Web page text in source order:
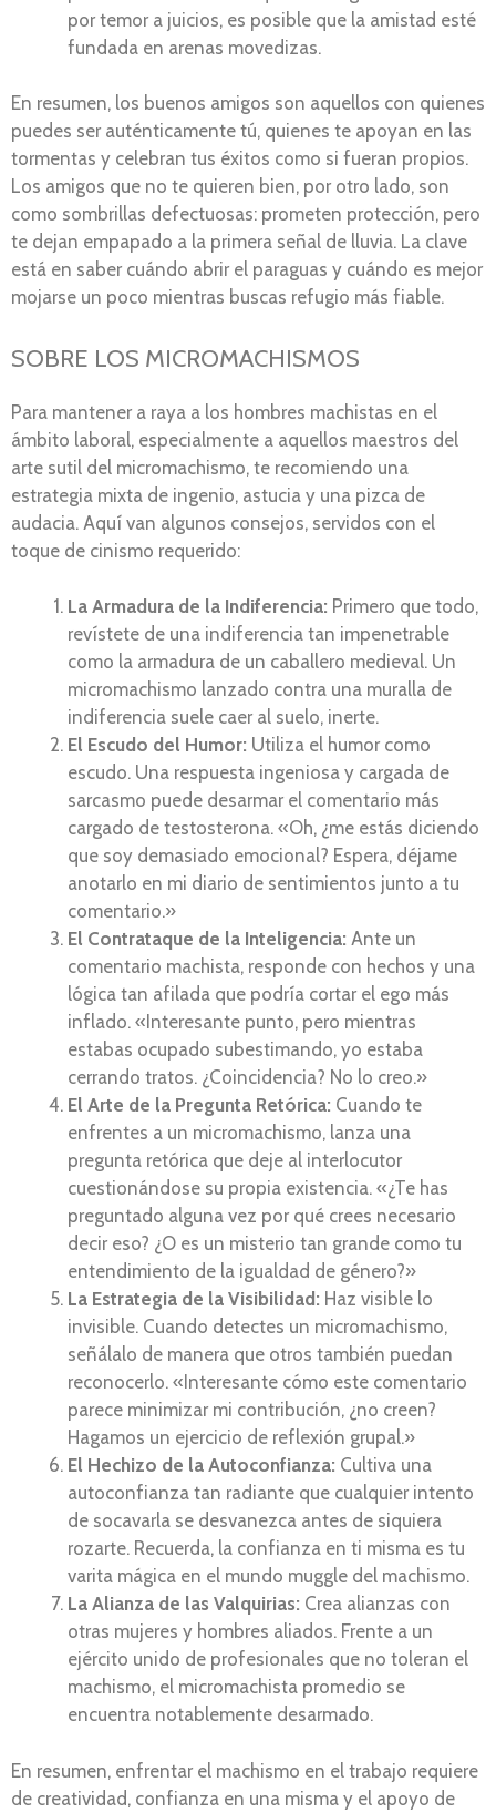
por temor a juicios, es posible que la amistad esté
fundada en arenas movedizas.
En resumen, los buenos amigos son aquellos con quienes
puedes ser auténticamente tú, quienes te apoyan en las
tormentas y celebran tus éxitos como si fueran propios.
Los amigos que no te quieren bien, por otro lado, son
como sombrillas defectuosas: prometen protección, pero
te dejan empapado a la primera señal de lluvia. La clave
está en saber cuándo abrir el paraguas y cuándo es mejor
mojarse un poco mientras buscas refugio más fiable.
SOBRE LOS MICROMACHISMOS
Para mantener a raya a los hombres machistas en el
ámbito laboral, especialmente a aquellos maestros del
arte sutil del micromachismo, te recomiendo una
estrategia mixta de ingenio, astucia y una pizca de
audacia. Aquí van algunos consejos, servidos con el
toque de cinismo requerido:
La Armadura de la Indiferencia: Primero que todo,
revístete de una indiferencia tan impenetrable
como la armadura de un caballero medieval. Un
micromachismo lanzado contra una muralla de
indiferencia suele caer al suelo, inerte.
El Escudo del Humor: Utiliza el humor como
escudo. Una respuesta ingeniosa y cargada de
sarcasmo puede desarmar el comentario más
cargado de testosterona. «Oh, ¿me estás diciendo
que soy demasiado emocional? Espera, déjame
anotarlo en mi diario de sentimientos junto a tu
comentario.»
El Contrataque de la Inteligencia: Ante un
comentario machista, responde con hechos y una
lógica tan afilada que podría cortar el ego más
inflado. «Interesante punto, pero mientras
estabas ocupado subestimando, yo estaba
cerrando tratos. ¿Coincidencia? No lo creo.»
El Arte de la Pregunta Retórica: Cuando te
enfrentes a un micromachismo, lanza una
pregunta retórica que deje al interlocutor
cuestionándose su propia existencia. «¿Te has
preguntado alguna vez por qué crees necesario
decir eso? ¿O es un misterio tan grande como tu
entendimiento de la igualdad de género?»
La Estrategia de la Visibilidad: Haz visible lo
invisible. Cuando detectes un micromachismo,
señálalo de manera que otros también puedan
reconocerlo. «Interesante cómo este comentario
parece minimizar mi contribución, ¿no creen?
Hagamos un ejercicio de reflexión grupal.»
El Hechizo de la Autoconfianza: Cultiva una
autoconfianza tan radiante que cualquier intento
de socavarla se desvanezca antes de siquiera
rozarte. Recuerda, la confianza en ti misma es tu
varita mágica en el mundo muggle del machismo.
La Alianza de las Valquirias: Crea alianzas con
otras mujeres y hombres aliados. Frente a un
ejército unido de profesionales que no toleran el
machismo, el micromachista promedio se
encuentra notablemente desarmado.
En resumen, enfrentar el machismo en el trabajo requiere
de creatividad, confianza en una misma y el apoyo de